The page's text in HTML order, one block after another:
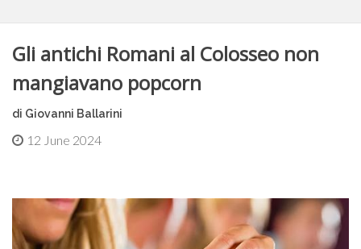
Gli antichi Romani al Colosseo non
mangiavano popcorn
di Giovanni Ballarini
12 June 2024